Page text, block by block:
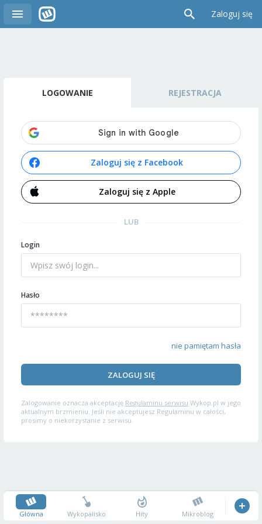
Zaloguj się
LOGOWANIE REJESTRACJA
Zaloguj się z Facebook
Zaloguj się z Apple
LUB
Login
Hasło
nie pamiętam hasła
ZALOGUJ SIĘ
Zalogowanie oznacza akceptację Regulaminu serwisu Wykop.pl w jego
aktualnym brzmieniu. Jeśli nie akceptujesz Regulaminu w całości,
prosimy o niekorzystanie z serwisu.
Główna Wykopalisko Hity Mikroblog